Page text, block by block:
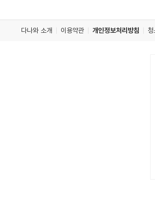
다나와 소개 이용약관 개인정보처리방침